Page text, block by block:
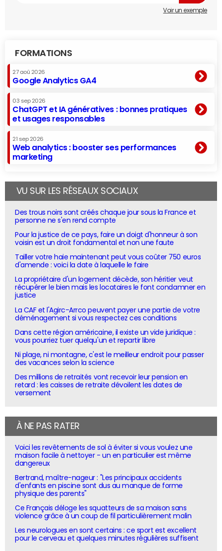
Voir un exemple
FORMATIONS
27 aoû 2026
Google Analytics GA4
03 sep 2026
ChatGPT et IA génératives : bonnes pratiques
et usages responsables
21 sep 2026
Web analytics : booster ses performances
marketing
VU SUR LES RÉSEAUX SOCIAUX
Des trous noirs sont créés chaque jour sous la France et
personne ne s'en rend compte
Pour la justice de ce pays, faire un doigt d'honneur à son
voisin est un droit fondamental et non une faute
Tailler votre haie maintenant peut vous coûter 750 euros
d'amende : voici la date à laquelle le faire
La propriétaire d'un logement décède, son héritier veut
récupérer le bien mais les locataires le font condamner en
justice
La CAF et l'Agirc-Arrco peuvent payer une partie de votre
déménagement si vous respectez ces conditions
Dans cette région américaine, il existe un vide juridique :
vous pourriez tuer quelqu'un et repartir libre
Ni plage, ni montagne, c'est le meilleur endroit pour passer
des vacances selon la science
Des millions de retraités vont recevoir leur pension en
retard : les caisses de retraite dévoilent les dates de
versement
À NE PAS RATER
Voici les revêtements de sol à éviter si vous voulez une
maison facile à nettoyer - un en particulier est même
dangereux
Bertrand, maître-nageur : "Les principaux accidents
d'enfants en piscine sont dus au manque de forme
physique des parents"
Ce Français déloge les squatteurs de sa maison sans
violence grâce à un coup de fil particulièrement malin
Les neurologues en sont certains : ce sport est excellent
pour le cerveau et quelques minutes régulières suffisent